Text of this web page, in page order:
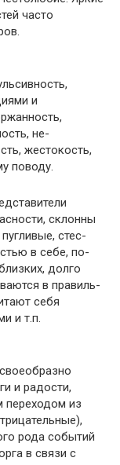
часто
и
не­
жестокость,
поводу.
склонны
стес­
в себе, по­
долго
в правиль­
себя
и т.п.
и радости,
переходом из
рода событий
в связи с